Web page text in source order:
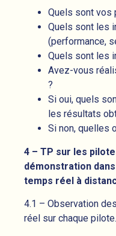
Quels sont vos
Quels sont les
(performance,
Quels sont les
Avez-vous
?
Si oui, quels
les résultats
Si non, quelles
4 – TP sur les
démonstration
temps réel à
4.1 – Observation
réel sur chaque pilote.